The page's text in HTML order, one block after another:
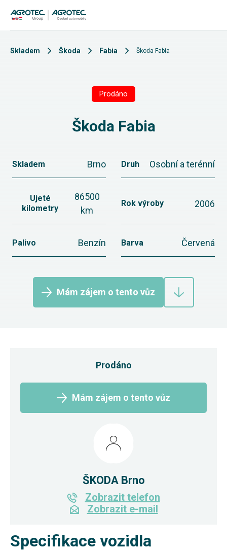
Skladem Škoda Fabia Škoda Fabia
Prodáno
Škoda Fabia
Skladem Brno Druh Osobní a terénní
Ujeté
kilometry
86500
km
Rok výroby 2006
Palivo Benzín Barva Červená
Mám zájem o tento vůz
Specifikace vozidla
Prodáno
Mám zájem o tento vůz
ŠKODA Brno
Zobrazit telefon
Zobrazit e-mail